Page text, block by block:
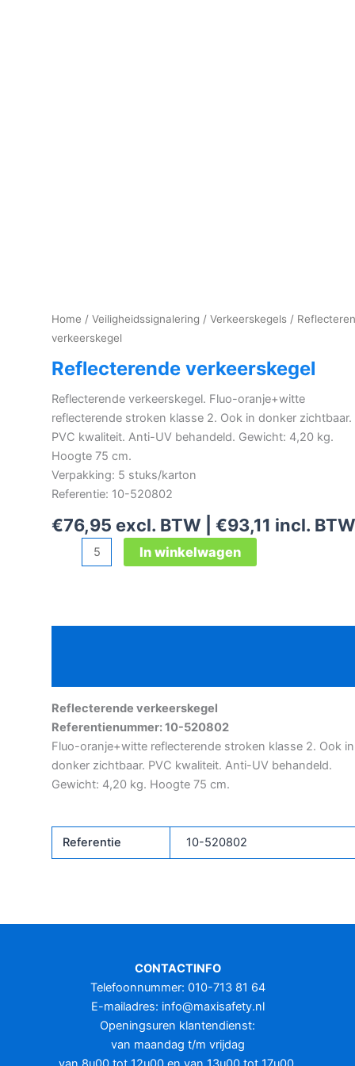
Home / Veiligheidssignalering / Verkeerskegels /
verkeerskegel
Reflecterende verkeerskegel
Reflecterende verkeerskegel. Fluo-oranje+witte
reflecterende stroken klasse 2. Ook in donker zichtbaar.
PVC kwaliteit. Anti-UV behandeld. Gewicht: 4,20 kg.
Hoogte 75 cm.
Verpakking: 5 stuks/karton
Referentie: 10-520802
€76,95 excl. BTW | €93,11 incl. BTW
Reflecterende
verkeerskegel
In winkelwagen
Reflecterende verkeerskegel
Referentienummer: 10-520802
Fluo-oranje+witte reflecterende stroken klasse 2. Ook in
donker zichtbaar. PVC kwaliteit. Anti-UV behandeld.
Gewicht: 4,20 kg. Hoogte 75 cm.
Referentie 10-520802
CONTACTINFO
Telefoonnummer: 010-713 81 64
E-mailadres: info@maxisafety.nl
Openingsuren klantendienst:
van maandag t/m vrijdag